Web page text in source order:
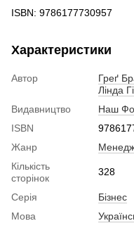
ISBN: 9786177730957
Характеристики
Автор Греґ
Лінда
Видавництво
Наш
ISBN
Жанр
Кількість
сторінок
328
Серія
Бізнес
Мова